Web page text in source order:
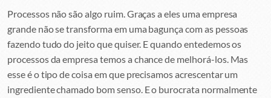
Processos não são algo ruim. Graças a eles uma empresa
grande não se transforma em uma bagunça com as pessoas
fazendo tudo do jeito que quiser. E quando entedemos os
processos da empresa temos a chance de melhorá-los. Mas
esse é o tipo de coisa em que precisamos acrescentar um
ingrediente chamado bom senso. E o burocrata normalmente